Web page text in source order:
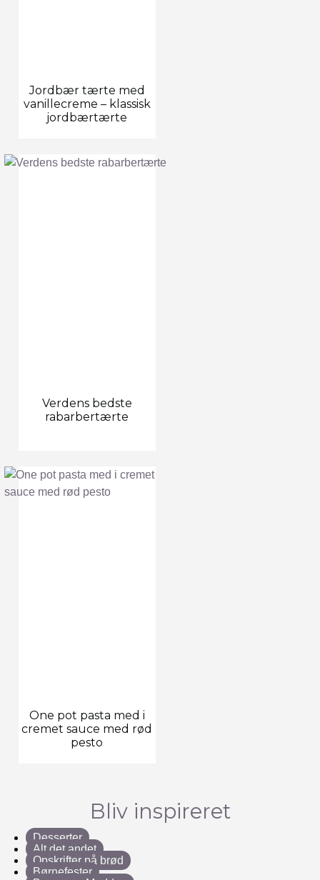
Jordbær tærte med
vanillecreme – klassisk
jordbærtærte
Verdens bedste
rabarbertærte
One pot pasta med i
cremet sauce med rød
pesto
Bliv inspireret
Desserter
Alt det andet
Opskrifter på brød
Børnefester